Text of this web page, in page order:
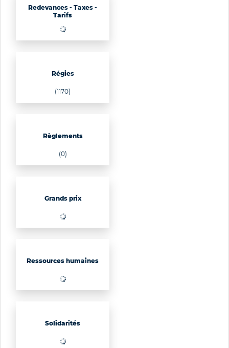
Redevances - Taxes -
Tarifs
Régies
(1170)
Règlements
(0)
Grands prix
Ressources humaines
(1135)
Solidarités